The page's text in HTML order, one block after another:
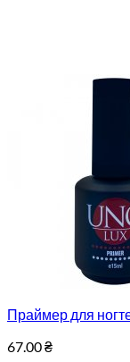
Праймер для
67.00₴